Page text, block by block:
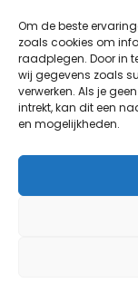
Om de beste
zoals cookies om
raadplegen. Door in
wij gegevens zoals
verwerken. Als je
intrekt, kan dit een
en mogelijkheden.
NAUTIQUE
VANAF 13,00